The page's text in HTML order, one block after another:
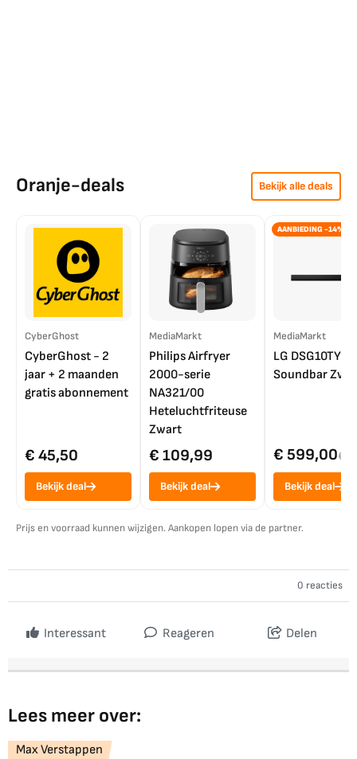
Oranje-deals Bekijk alle deals
CyberGhost
CyberGhost - 2
jaar + 2 maanden
gratis abonnement
€ 45,50
Bekijk deal
MediaMarkt
Philips Airfryer
2000-serie
NA321/00
Heteluchtfriteuse
Zwart
€ 109,99
Bekijk deal
AANBIEDING -14%
MediaMarkt
LG DSG10TY
Soundbar
€ 599,00€
Bekijk deal
Prijs en voorraad kunnen wijzigen. Aankopen lopen via de partner.
0 reacties
Interessant Reageren Delen
Lees meer over:
Max Verstappen